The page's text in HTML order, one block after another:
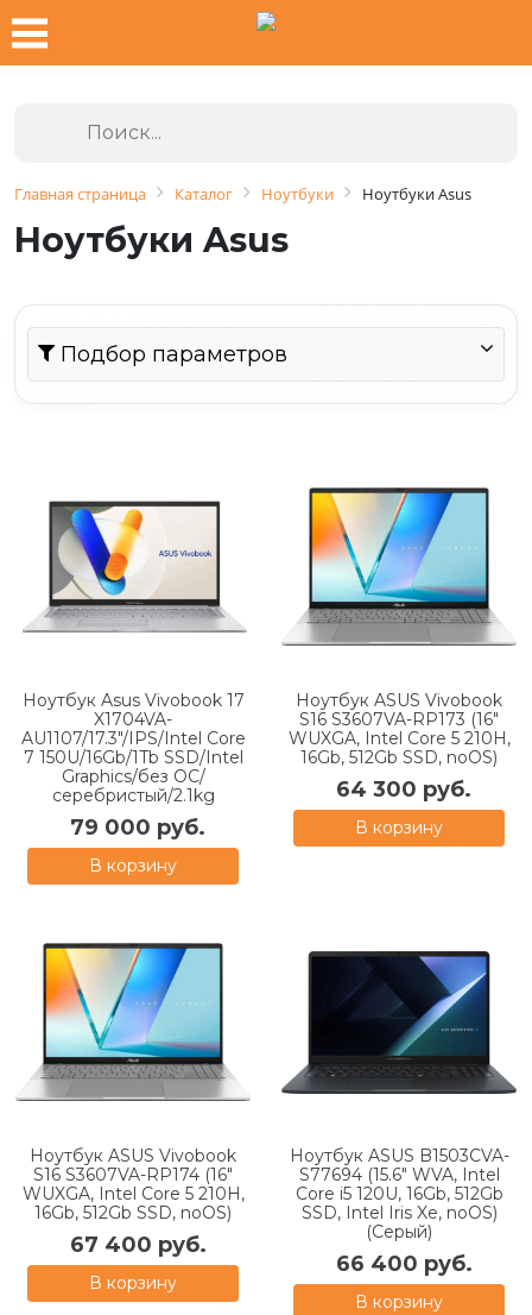
Главная страница Каталог Ноутбуки Ноутбуки Asus
Ноутбуки Asus
Подбор параметров
Ноутбук Asus Vivobook 17
X1704VA-
AU1107/17.3"/IPS/Intel Core
7 150U/16Gb/1Tb SSD/Intel
Graphics/без ОС/
серебристый/2.1kg
79 000 руб.
В корзину
Ноутбук ASUS Vivobook
S16 S3607VA-RP173 (16"
WUXGA, Intel Core 5 210H,
16Gb, 512Gb SSD, noOS)
64 300 руб.
В корзину
Ноутбук ASUS Vivobook
S16 S3607VA-RP174 (16"
WUXGA, Intel Core 5 210H,
16Gb, 512Gb SSD, noOS)
67 400 руб.
В корзину
Ноутбук ASUS B1503CVA-
S77694 (15.6" WVA, Intel
Core i5 120U, 16Gb, 512Gb
SSD, Intel Iris Xe, noOS)
(Серый)
66 400 руб.
В корзину